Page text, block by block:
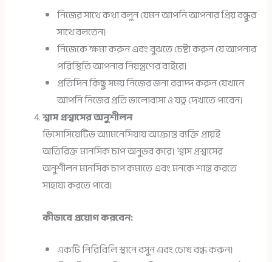
নিজের সাথে কথা বলুন যেমন আপনি আপনার প্রিয় বন্ধুর
সাথে বলতেন।
নিজেকে ক্ষমা করুন এবং বুঝতে চেষ্টা করুন যে আপনার
পরিস্থিতি আপনার নিয়ন্ত্রণের বাইরে।
প্রতিদিন কিছু সময় নিজের জন্য বরাদ্দ করুন যেখানে
আপনি নিজের প্রতি ভালোবাসা ও যত্ন দেখাতে পারেন।
শ্বাস প্রশ্বাসের অনুশীলন
ডিসোসিয়েটিভ অ্যামনেসিয়ায় আক্রান্ত ব্যক্তি প্রায়ই
অতিরিক্ত মানসিক চাপ অনুভব করে। শ্বাস প্রশ্বাসের
অনুশীলন মানসিক চাপ কমাতে এবং মনকে শান্ত করতে
সাহায্য করতে পারে।
কীভাবে প্রয়োগ করবেন:
একটি নিরিবিলি স্থানে বসুন এবং চোখ বন্ধ করুন।